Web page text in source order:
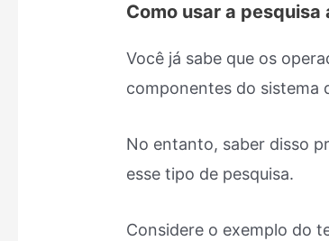
Como usar a
Você já sabe que os
componentes do sistema
No entanto, saber disso
esse tipo de pesquisa.
Considere o exemplo do